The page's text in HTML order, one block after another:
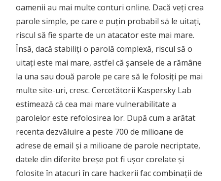
oamenii au mai multe conturi online. Dacă veți crea
parole simple, pe care e puțin probabil să le uitați,
riscul să fie sparte de un atacator este mai mare.
Însă, dacă stabiliți o parolă complexă, riscul să o
uitați este mai mare, astfel că șansele de a rămâne
la una sau două parole pe care să le folosiți pe mai
multe site-uri, cresc. Cercetătorii Kaspersky Lab
estimează că cea mai mare vulnerabilitate a
parolelor este refolosirea lor. După cum a arătat
recenta dezvăluire a peste 700 de milioane de
adrese de email și a milioane de parole necriptate,
datele din diferite breșe pot fi ușor corelate și
folosite în atacuri în care hackerii fac combinații de